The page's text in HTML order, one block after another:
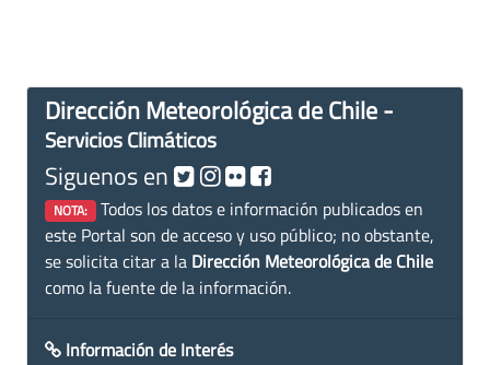
Dirección Meteorológica de Chile -
Servicios Climáticos
Siguenos en
NOTA: Todos los datos e información publicados en
este Portal son de acceso y uso público; no obstante,
se solicita citar a la Dirección Meteorológica de Chile
como la fuente de la información.
Información de Interés